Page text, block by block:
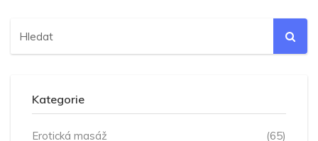
Kategorie
Erotická masáž
(65)